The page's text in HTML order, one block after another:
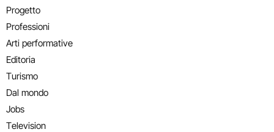
Progetto
Professioni
Arti performative
Editoria
Turismo
Dal mondo
Jobs
Television